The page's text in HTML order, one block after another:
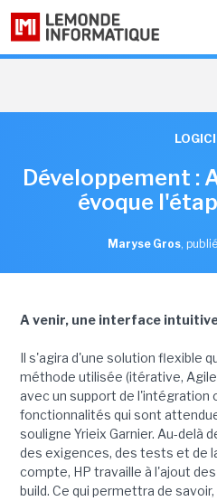
Développement :
évoque
Maryse Gros,
A venir, une interface
Il s'agira d'une solution flexible
méthode utilisée (itérative, Agile,
avec un support de l'intégration
fonctionnalités qui sont
souligne Yrieix Garnier. Au-delà
des exigences, des tests et de
compte, HP travaille à l'ajout
build. Ce qui permettra de